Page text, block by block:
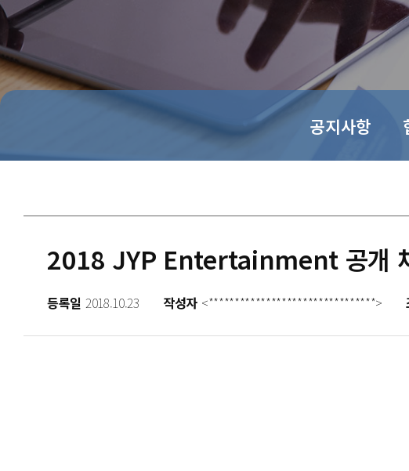
공지사항
2018 JYP Entertainment 공개
등록일 2018.10.23 작성자 <********************************>